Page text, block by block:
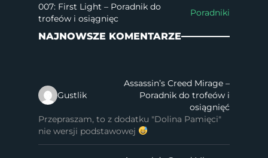
007: First Light – Poradnik do
trofeów i osiągnięc
Poradniki
NAJNOWSZE KOMENTARZE
Gustlik
Assassin’s Creed Mirage –
Poradnik do trofeów i
osiągnięć
Przepraszam, to z dodatku "Dolina Pamięci"
nie wersji podstawowej